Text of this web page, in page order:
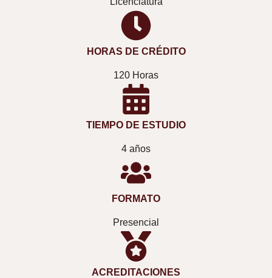
HORAS DE CRÉDITO
120 Horas
TIEMPO DE ESTUDIO
4 años
FORMATO
Presencial
ACREDITACIONES